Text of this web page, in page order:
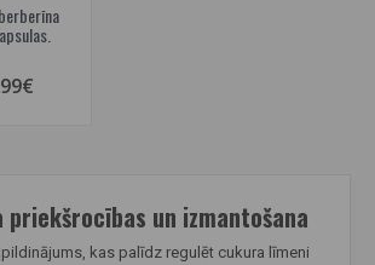
priekšrocības un izmantošana
kas palīdz regulēt cukura līmeni